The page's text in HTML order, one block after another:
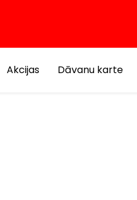
Akcijas Dāvanu karte